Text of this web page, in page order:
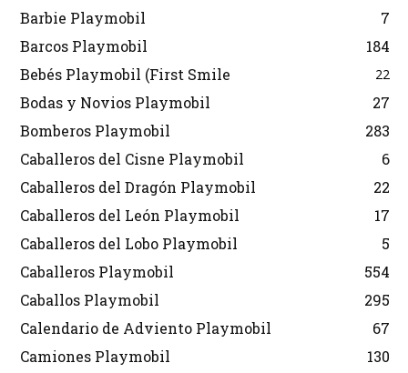
Barbie Playmobil
7
Barcos Playmobil
184
Bebés Playmobil (First Smile
22
Bodas y Novios Playmobil
27
Bomberos Playmobil
283
Caballeros del Cisne Playmobil
6
Caballeros del Dragón Playmobil
22
Caballeros del León Playmobil
17
Caballeros del Lobo Playmobil
5
Caballeros Playmobil
554
Caballos Playmobil
295
Calendario de Adviento Playmobil
67
Camiones Playmobil
130